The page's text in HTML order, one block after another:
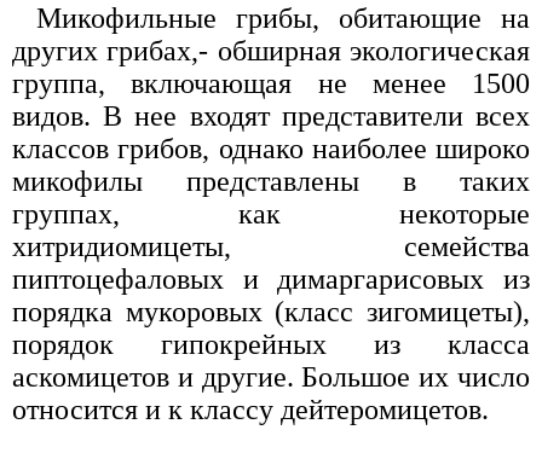
Микофильные грибы, обитающие на
других грибах,- обширная экологическая
группа, включающая не менее 1500
видов. В нее входят представители всех
классов грибов, однако наиболее широко
микофилы представлены в таких
группах, как некоторые
хитридиомицеты, семейства
пиптоцефаловых и димаргарисовых из
порядка мукоровых (класс зигомицеты),
порядок гипокрейных из класса
аскомицетов и другие. Большое их число
относится и к классу дейтеромицетов.